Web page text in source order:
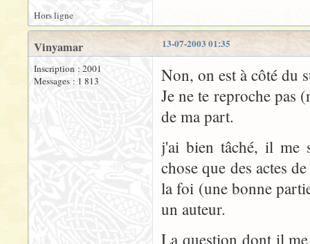
Hors ligne
13-07-2003 01:35
Vinyamar
Inscription : 2001
Messages : 1 813
Non, on est à côté du
Je ne te reproche pas
de ma part.
j'ai bien tâché, il me
chose que des actes
la foi (une bonne
un auteur.
La question dont il